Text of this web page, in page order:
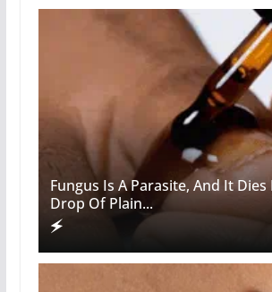
Fungus Is A Parasite, And It Dies
Drop Of Plain...